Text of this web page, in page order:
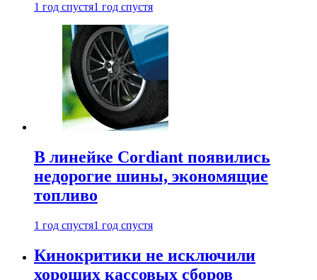
1 год спустя1 год спустя
В линейке Cordiant появились
недорогие шины, экономящие
топливо
1 год спустя1 год спустя
Кинокритики не исключили
хороших кассовых сборов